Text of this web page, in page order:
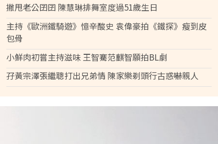
撇甩老公囝囝 陳慧琳排舞室度過51歲生日
主持《歐洲鐵騎遊》憶辛酸史 袁偉豪拍《鐵探》瘦到皮
包骨
小鮮肉初嘗主持滋味 王智騫范麒智願拍BL劇
孖黃宗澤張繼聰打出兄弟情 陳家樂剃頭行古惑嚇親人